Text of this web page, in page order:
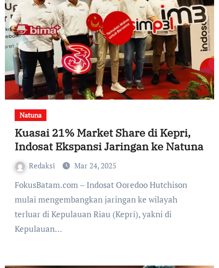
Natuna
Kuasai 21% Market Share di Kepri,
Indosat Ekspansi Jaringan ke Natuna
Redaksi Mar 24, 2025
FokusBatam.com – Indosat Ooredoo Hutchison
mulai mengembangkan jaringan ke wilayah
terluar di Kepulauan Riau (Kepri), yakni di
Kepulauan…